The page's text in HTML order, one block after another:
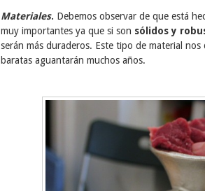
Materiales. Debemos observar de que está
muy importantes ya que si son sólidos y
serán más duraderos. Este tipo de material
baratas aguantarán muchos años.